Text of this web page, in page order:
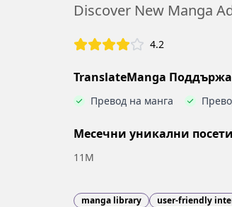
Discover New Manga
4.2
TranslateManga
Превод на манга
Месечни уникални
11M
manga library user-friendly